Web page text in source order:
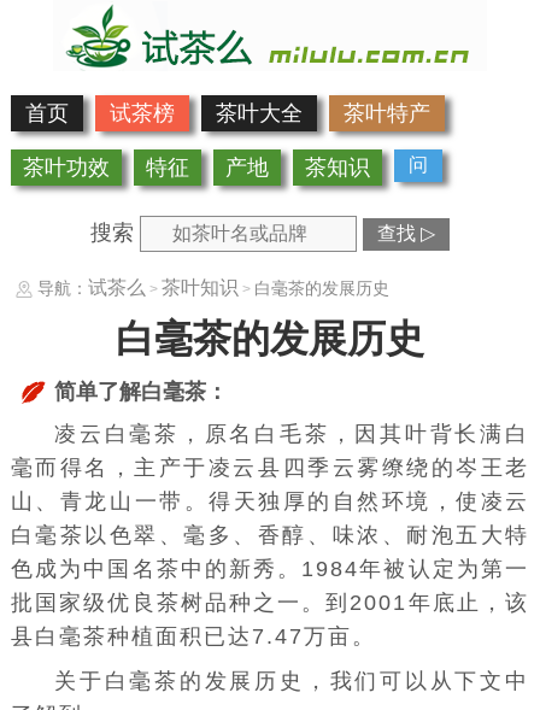
首页 试茶榜 茶叶大全 茶叶特产
茶叶功效 特征 产地 茶知识 问
搜索 查找 ▷
导航： 试茶么 > 茶叶知识 > 白毫茶的发展历史
白毫茶的发展历史
简单了解白毫茶：
凌云白毫茶，原名 白毛茶 ，因其叶背长满白
毫而得名，主产于凌云县 四季云雾缭绕的岑王老
山 、 青龙山 一带。得天独厚的自然环境，使凌云
白毫茶以色翠、毫多、香醇、味浓、耐泡五大特
色成为中国名茶中的新秀。1984年被认定为第一
批国家级优良茶树品种之一。到2001年底止，该
县白毫茶种植面积已达7.47万亩。
关于白毫茶的发展历史，我们可以从下文中